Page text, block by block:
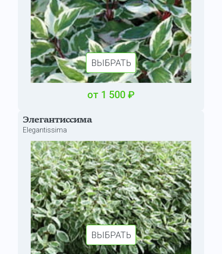
ВЫБРАТЬ
от 1 500 ₽
Элегантиссима
Elegantissima
ВЫБРАТЬ